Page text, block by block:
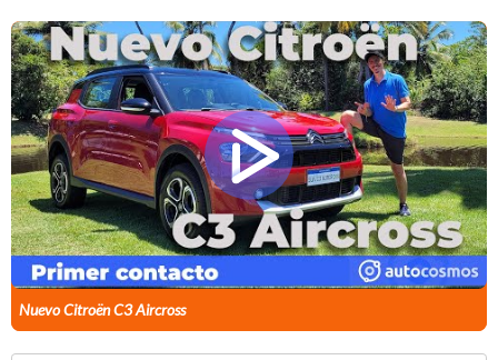
Nuevo Citroën C3 Aircross